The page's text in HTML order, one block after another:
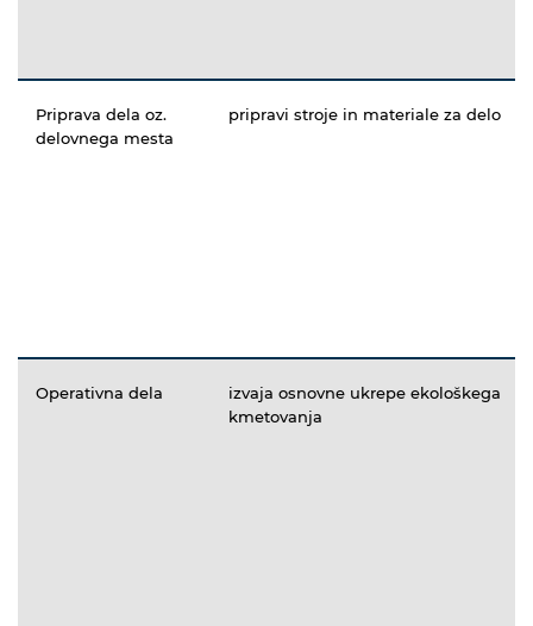
Priprava dela oz.
delovnega mesta
pripravi stroje in materiale za delo
Operativna dela
izvaja osnovne ukrepe ekološkega
kmetovanja